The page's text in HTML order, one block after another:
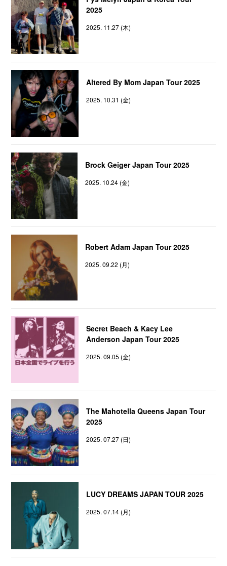
2025
2025. 11.27 (木)
Altered By Mom Japan Tour 2025
2025. 10.31 (金)
Brock Geiger Japan Tour 2025
2025. 10.24 (金)
Robert Adam Japan Tour 2025
2025. 09.22 (月)
Secret Beach & Kacy Lee
Anderson Japan Tour 2025
2025. 09.05 (金)
The Mahotella Queens Japan Tour
2025
2025. 07.27 (日)
LUCY DREAMS JAPAN TOUR 2025
2025. 07.14 (月)